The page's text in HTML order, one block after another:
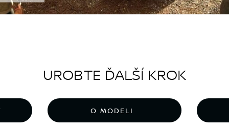
UROBTE ĎALŠÍ KROK
O MODELI